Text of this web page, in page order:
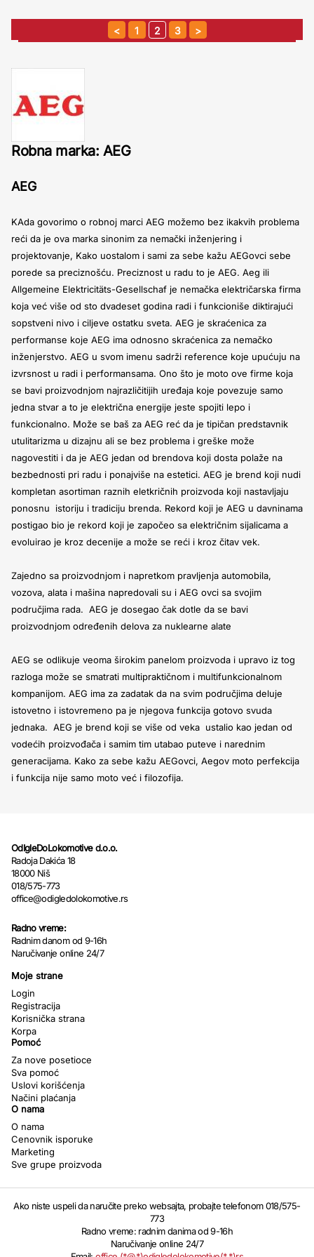
1 2 3
Robna marka: AEG
AEG
KAda govorimo o robnoj marci AEG možemo bez ikakvih problema
reći da je ova marka sinonim za nemački inženjering i
projektovanje, Kako uostalom i sami za sebe kažu AEGovci sebe
porede sa preciznošću. Preciznost u radu to je AEG. Aeg ili
Allgemeine Elektricitäts-Gesellschaf je nemačka električarska firma
koja već više od sto dvadeset godina radi i funkcioniše diktirajući
sopstveni nivo i ciljeve ostatku sveta. AEG je skraćenica za
performanse koje AEG ima odnosno skraćenica za nemačko
inženjerstvo. AEG u svom imenu sadrži reference koje upućuju na
izvrsnost u radi i performansama. Ono što je moto ove firme koja
se bavi proizvodnjom najrazličitijih uređaja koje povezuje samo
jedna stvar a to je električna energije jeste spojiti lepo i
funkcionalno. Može se baš za AEG reć da je tipičan predstavnik
utulitarizma u dizajnu ali se bez problema i greške može
nagovestiti i da je AEG jedan od brendova koji dosta polaže na
bezbednosti pri radu i ponajviše na estetici. AEG je brend koji nudi
kompletan asortiman raznih eletkričnih proizvoda koji nastavljaju
ponosnu istoriju i tradiciju brenda. Rekord koji je AEG u davninama
postigao bio je rekord koji je započeo sa električnim sijalicama a
evoluirao je kroz decenije a može se reći i kroz čitav vek.
Zajedno sa proizvodnjom i napretkom pravljenja automobila,
vozova, alata i mašina napredovali su i AEG ovci sa svojim
područjima rada. AEG je dosegao čak dotle da se bavi
proizvodnjom određenih delova za nuklearne alate
AEG se odlikuje veoma širokim panelom proizvoda i upravo iz tog
razloga može se smatrati multipraktičnom i multifunkcionalnom
kompanijom. AEG ima za zadatak da na svim područjima deluje
istovetno i istovremeno pa je njegova funkcija gotovo svuda
jednaka. AEG je brend koji se više od veka ustalio kao jedan od
vodećih proizvođača i samim tim utabao puteve i narednim
generacijama. Kako za sebe kažu AEGovci, Aegov moto perfekcija
i funkcija nije samo moto već i filozofija.
OdIgleDoLokomotive d.o.o.
Radoja Dakića 18
18000 Niš
018/575-773
office@odigledolokomotive.rs
Radno vreme:
Radnim danom od 9-16h
Naručivanje online 24/7
Moje strane
Login
Registracija
Korisnička strana
Korpa
Pomoć
Za nove posetioce
Sva pomoć
Uslovi korišćenja
Načini plaćanja
O nama
O nama
Cenovnik isporuke
Marketing
Sve grupe proizvoda
Ako niste uspeli da naručite preko websajta, probajte telefonom 018/575-
773
Radno vreme: radnim danima od 9-16h
Naručivanje online 24/7